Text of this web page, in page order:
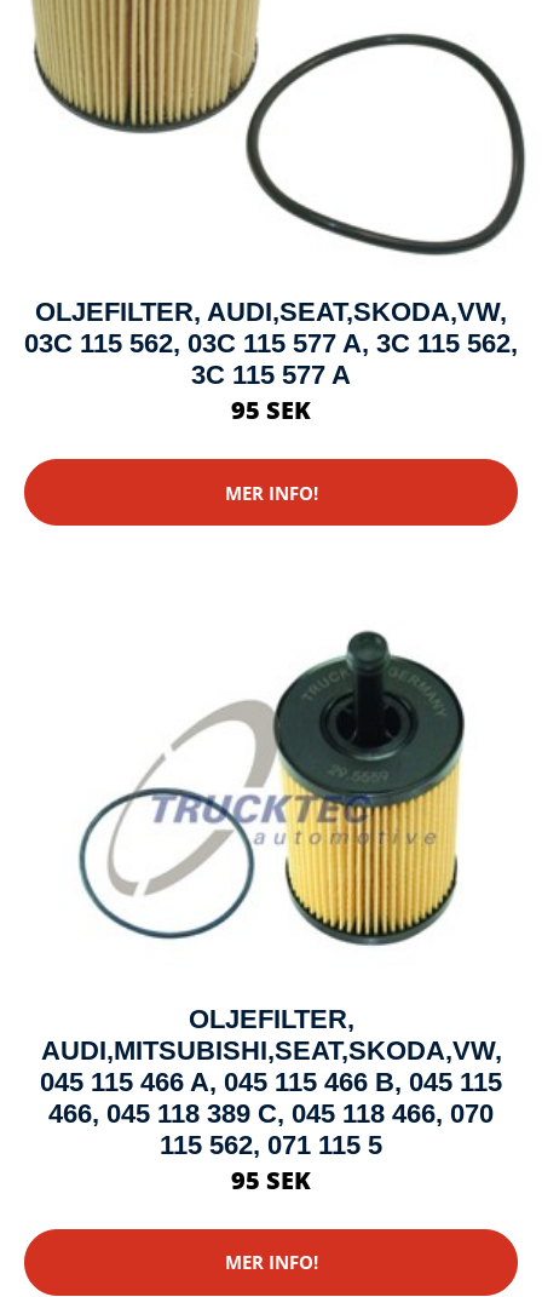
OLJEFILTER, AUDI,SEAT,SKODA,VW,
03C 115 562, 03C 115 577 A, 3C 115 562,
3C 115 577 A
95 SEK
MER INFO!
OLJEFILTER,
AUDI,MITSUBISHI,SEAT,SKODA,VW,
045 115 466 A, 045 115 466 B, 045 115
466, 045 118 389 C, 045 118 466, 070
115 562, 071 115 5
95 SEK
MER INFO!